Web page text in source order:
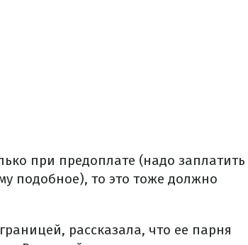
при предоплате (надо заплатить
подобное), то это тоже должно
рассказала, что ее парня